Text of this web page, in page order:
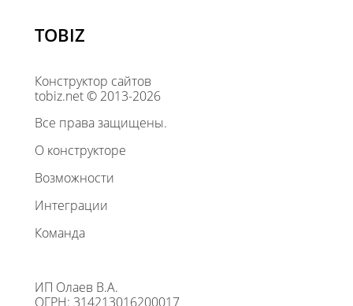
TOBIZ
Конструктор сайтов
tobiz.net © 2013-2026
Все права защищены.
О конструкторе
Возможности
Интеграции
Команда
ИП Олаев В.А.
ОГРН: 314213016200017